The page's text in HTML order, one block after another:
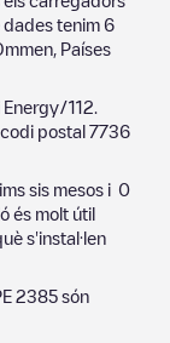
dades tenim 6
Países
Energy/112
postal 7736
sis mesos i 0
és molt útil
s'instal·len
2385 són